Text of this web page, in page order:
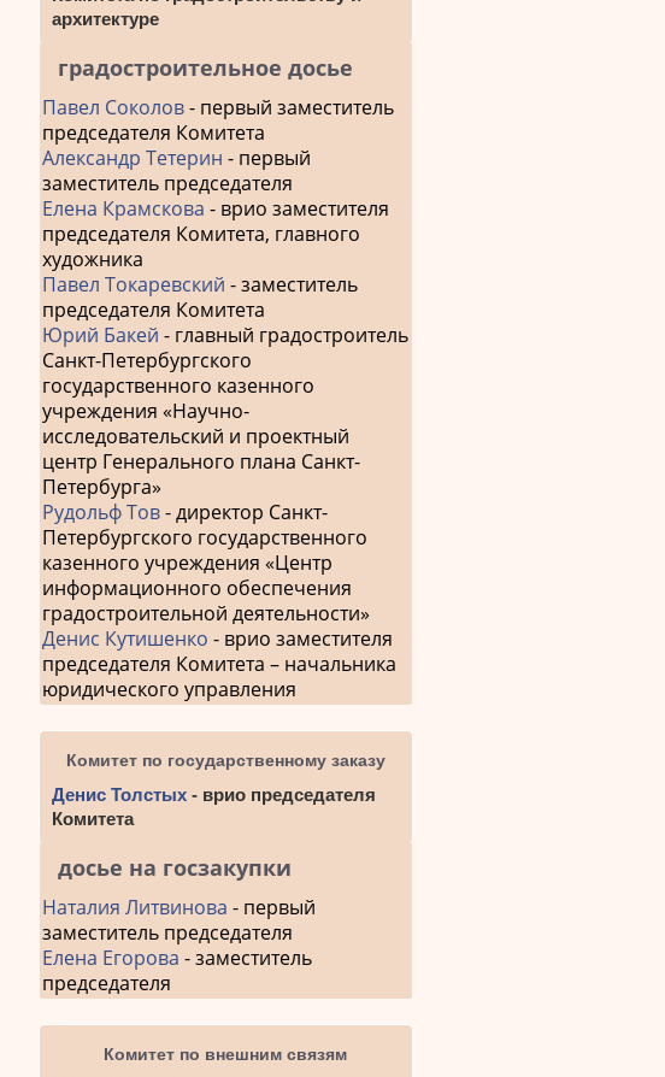
архитектуре
градостроительное досье
Павел Соколов- первый заместитель
председателя Комитета
Александр Тетерин - первый
заместитель председателя
Елена Крамскова - врио заместителя
председателя Комитета, главного
художника
Павел Токаревский - заместитель
председателя Комитета
Юрий Бакей - главный градостроитель
Санкт-Петербургского
государственного казенного
учреждения «Научно-
исследовательский и проектный
центр Генерального плана Санкт-
Петербурга»
Рудольф Тов- директор Санкт-
Петербургского государственного
казенного учреждения «Центр
информационного обеспечения
градостроительной деятельности»
Денис Кутишенко - врио заместителя
председателя Комитета – начальника
юридического управления
Комитет по государственному заказу
Денис Толстых - врио председателя
Комитета
досье на госзакупки
Наталия Литвинова - первый
заместитель председателя
Елена Егорова - заместитель
председателя
Комитет по внешним связям